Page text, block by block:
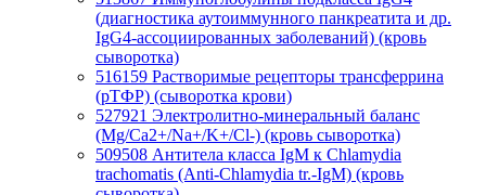
(диагностика аутоиммунного панкреатита и др.
IgG4-ассоциированных заболеваний) (кровь
сыворотка)
516159 Растворимые рецепторы трансферрина
(рТФР) (сыворотка крови)
527921 Электролитно-минеральный баланс
(Mg/Ca2+/Na+/K+/Cl-) (кровь сыворотка)
509508 Антитела класса IgМ к Chlamydia
trachomatis (Anti-Сhlamydia tr.-IgM) (кровь